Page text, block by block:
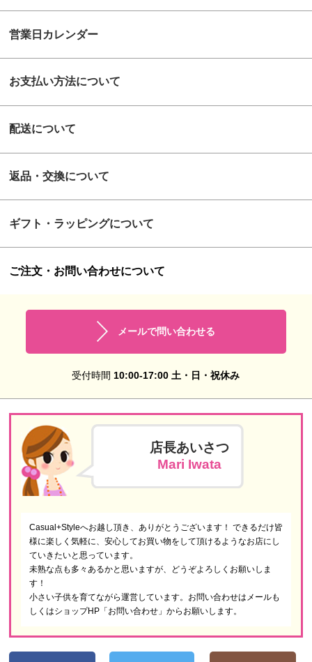
営業日カレンダー
お支払い方法について
配送について
返品・交換について
ギフト・ラッピングについて
ご注文・お問い合わせについて
メールで問い合わせる
受付時間 10:00-17:00 土・日・祝休み
店長あいさつ
Mari Iwata
Casual+Styleへお越し頂き、ありがとうございます！ できるだけ皆
様に楽しく気軽に、安心してお買い物をして頂けるようなお店にし
ていきたいと思っています。
未熟な点も多々あるかと思いますが、どうぞよろしくお願いしま
す！
小さい子供を育てながら運営しています。お問い合わせはメールも
しくはショップHP「お問い合わせ」からお願いします。